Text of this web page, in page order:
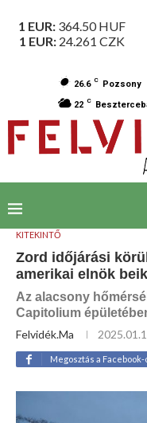
1 EUR: 364.50HUF
1 EUR: 24.261 CZK
26.6 C Pozsony
22 C
KITEKINTŐ
Zord időjárási
amerikai elnök
Az alacsony
Capitolium
Felvidék.ma
Megosztás a Facebook-